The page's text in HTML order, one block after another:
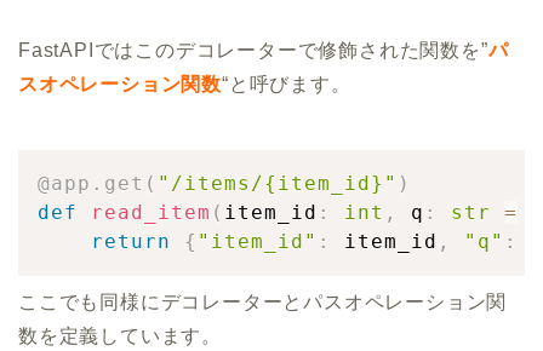
FastAPIではこのデコレーターで修飾された関数を”パ
スオペレーション関数“と呼びます。
@app . get ( "/items/{item_id}" )
def
read_item ( item_id : int , q : str =
return
{ "item_id" : item_id , "q" :
ここでも同様にデコレーターとパスオペレーション関
数を定義しています。